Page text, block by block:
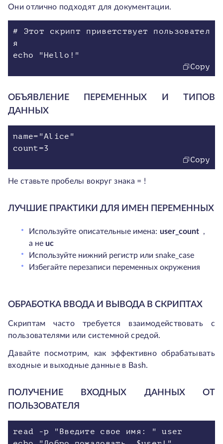
Они отлично подходят для документации.
# Этот скрипт приветствует пользовател
я
echo "Hello!"
Copy
ОБЪЯВЛЕНИЕ ПЕРЕМЕННЫХ И ТИПОВ
ДАННЫХ
name="Alice"
count=3
Copy
Не ставьте пробелы вокруг знака = !
ЛУЧШИЕ ПРАКТИКИ ДЛЯ ИМЕН ПЕРЕМЕННЫХ
Используйте описательные имена: user_count ,
а не uc
Используйте нижний регистр или snake_case
Избегайте перезаписи переменных окружения
ОБРАБОТКА ВВОДА И ВЫВОДА В СКРИПТАХ
Скриптам часто требуется взаимодействовать с
пользователями или системной средой.
Давайте посмотрим, как эффективно обрабатывать
входные и выходные данные в Bash.
ПОЛУЧЕНИЕ ВХОДНЫХ ДАННЫХ ОТ
ПОЛЬЗОВАТЕЛЯ
read -p "Введите свое имя: " user